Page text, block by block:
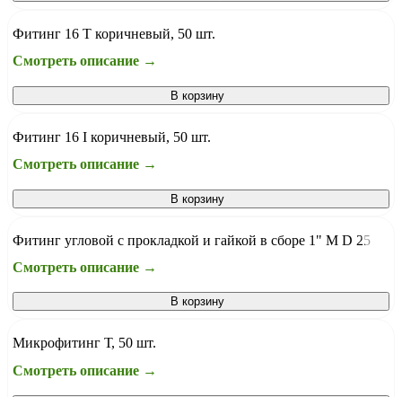
Фитинг 16 T коричневый, 50 шт.
Смотреть описание →
В корзину
Фитинг 16 I коричневый, 50 шт.
Смотреть описание →
В корзину
Фитинг угловой с прокладкой и гайкой в сборе 1" М D 25
Смотреть описание →
В корзину
Микрофитинг Т, 50 шт.
Смотреть описание →